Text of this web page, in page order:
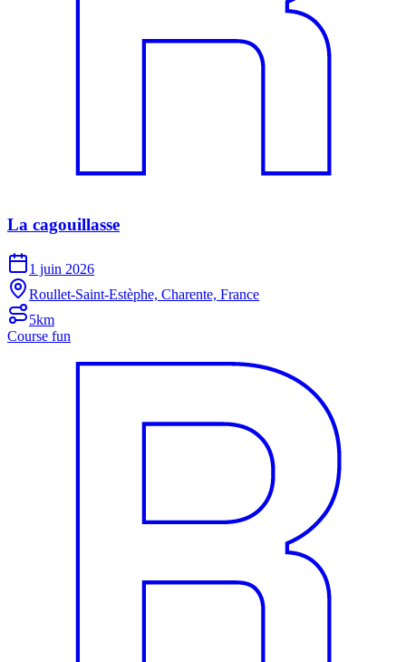
La cagouillasse
1 juin 2026
Roullet-Saint-Estèphe, Charente, France
5km
Course fun